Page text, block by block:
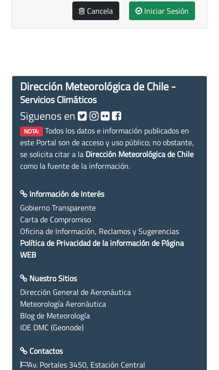
Cancela Iniciar Sesión
Dirección Meteorológica de Chile -
Servicios Climáticos
Siguenos en
NOTA: Todos los datos e información publicados en
este Portal son de acceso y uso público; no obstante,
se solicita citar a la Dirección Meteorológica de Chile
como la fuente de la información.
Información de Interés
Gobierno Transparente
Carta de Compromiso
Oficina de Información, Reclamos y Sugerencias
Política de Privacidad de la información de Página
WEB
Nuestro Sitios
Dirección General de Aeronáutica
Meteorología Aeronáutica
Blog de Meteorología
IDE DMC (Geonode)
Contactos
Av. Portales 3450, Estación Central